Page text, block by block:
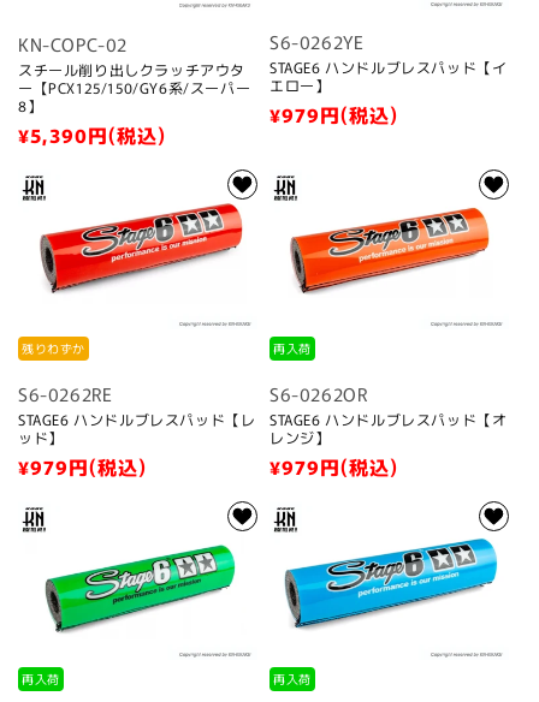
KN-COPC-02
スチール削り出しクラッチアウタ
ー【PCX125/150/GY6系/スーパー
8】
通
価
¥5,390円(税込)
S6-0262YE
STAGE6 ハンドルブレスパッド【イ
エロー】
通
価
格
¥979円(税込)
残りわずか
S6-0262RE
STAGE6 ハンドルブレスパッド【レ
ッド】
通
価
¥979円(税込)
再入荷
S6-0262OR
STAGE6 ハンドルブレスパッド【オ
レンジ】
通
価
¥979円(税込)
再入荷 再入荷